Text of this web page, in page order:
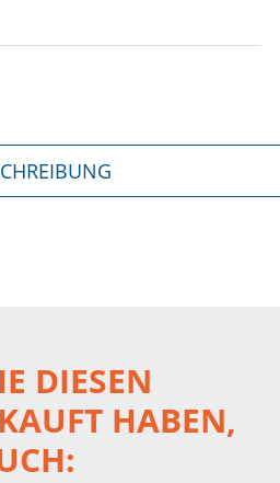
DIESEN
HABEN,